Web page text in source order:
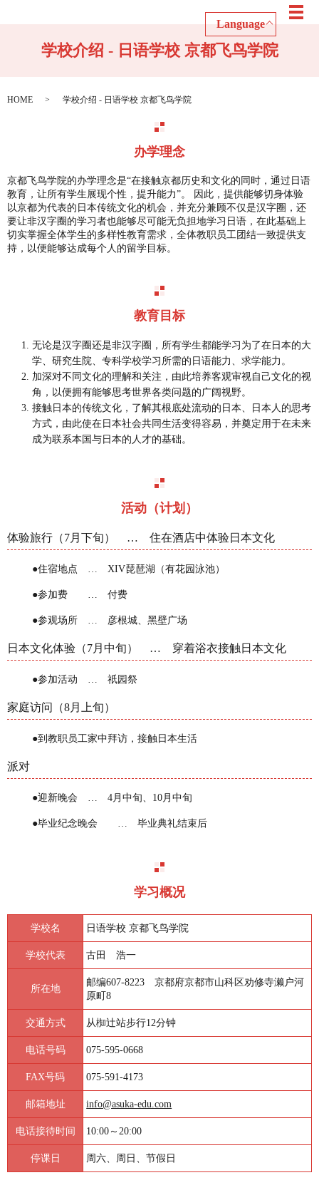
Language
メ
学校介绍 - 日语学校 京都飞鸟学院
HOME 学校介绍 - 日语学校 京都飞鸟学院
办学理念
京都飞鸟学院的办学理念是“在接触京都历史和文化的同时，通过日语
教育，让所有学生展现个性，提升能力”。 因此，提供能够切身体验
以京都为代表的日本传统文化的机会，并充分兼顾不仅是汉字圈，还
要让非汉字圈的学习者也能够尽可能无负担地学习日语，在此基础上
切实掌握全体学生的多样性教育需求，全体教职员工团结一致提供支
持，以便能够达成每个人的留学目标。
教育目标
无论是汉字圈还是非汉字圈，所有学生都能学习为了在日本的大
学、研究生院、专科学校学习所需的日语能力、求学能力。
加深对不同文化的理解和关注，由此培养客观审视自己文化的视
角，以便拥有能够思考世界各类问题的广阔视野。
接触日本的传统文化，了解其根底处流动的日本、日本人的思考
方式，由此使在日本社会共同生活变得容易，并奠定用于在未来
成为联系本国与日本的人才的基础。
活动（计划）
体验旅行（7月下旬） … 住在酒店中体验日本文化
●住宿地点 … XIV琵琶湖（有花园泳池）
●参加费 … 付费
●参观场所 … 彦根城、黑壁广场
日本文化体验（7月中旬） … 穿着浴衣接触日本文化
●参加活动 … 祇园祭
家庭访问（8月上旬）
●到教职员工家中拜访，接触日本生活
派对
●迎新晚会 … 4月中旬、10月中旬
●毕业纪念晚会 … 毕业典礼结束后
学习概况
学校名 日语学校 京都飞鸟学院
学校代表 古田 浩一
所在地
邮编607-8223 京都府京都市山科区劝修寺濑户河
原町8
交通方式 从椥辻站步行12分钟
电话号码 075-595-0668
FAX号码 075-591-4173
邮箱地址 info@asuka-edu.com
电话接待时间 10:00～20:00
停课日 周六、周日、节假日